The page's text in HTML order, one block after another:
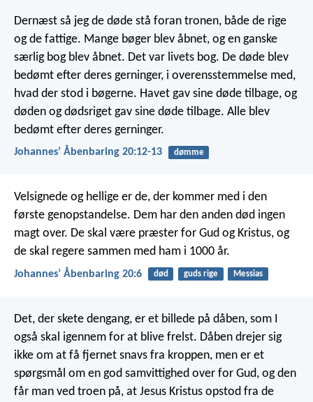
Dernæst så jeg de døde stå foran tronen, både de rige
og de fattige. Mange bøger blev åbnet, og en ganske
særlig bog blev åbnet. Det var livets bog. De døde blev
bedømt efter deres gerninger, i overensstemmelse med,
hvad der stod i bøgerne. Havet gav sine døde tilbage, og
døden og dødsriget gav sine døde tilbage. Alle blev
bedømt efter deres gerninger.
Johannesʼ Åbenbaring 20:12-13 dømme
Velsignede og hellige er de, der kommer med i den
første genopstandelse. Dem har den anden død ingen
magt over. De skal være præster for Gud og Kristus, og
de skal regere sammen med ham i 1000 år.
Johannesʼ Åbenbaring 20:6 død guds rige Messias
Det, der skete dengang, er et billede på dåben, som I
også skal igennem for at blive frelst. Dåben drejer sig
ikke om at få fjernet snavs fra kroppen, men er et
spørgsmål om en god samvittighed over for Gud, og den
får man ved troen på, at Jesus Kristus opstod fra de